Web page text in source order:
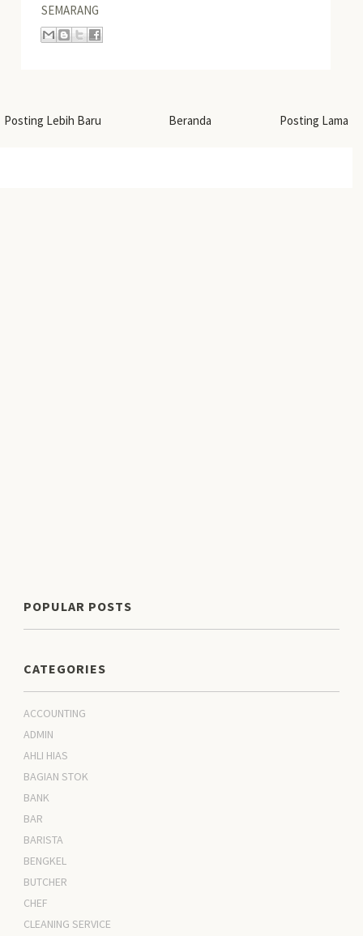
SEMARANG
Posting Lebih Baru Posting Lama
Beranda
POPULAR POSTS
CATEGORIES
ACCOUNTING
ADMIN
AHLI HIAS
BAGIAN STOK
BANK
BAR
BARISTA
BENGKEL
BUTCHER
CHEF
CLEANING SERVICE